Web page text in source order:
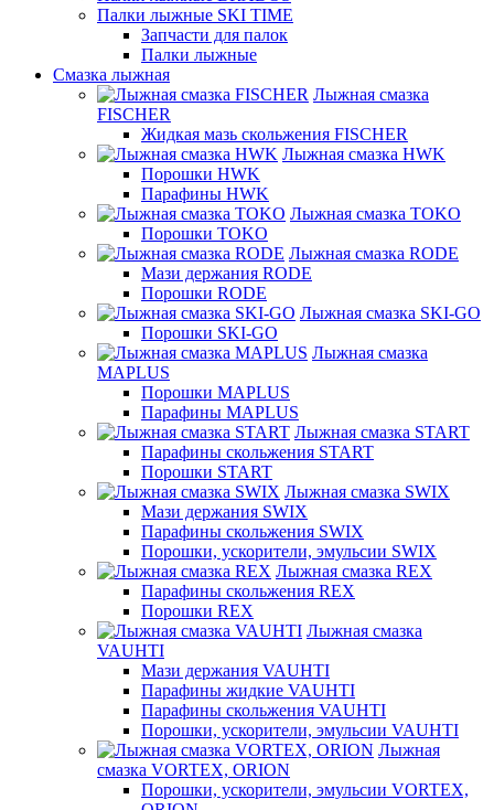
Палки лыжные SKI TIME
Запчасти для палок
Палки лыжные
Смазка лыжная
Лыжная смазка
FISCHER
Жидкая мазь скольжения FISCHER
Лыжная смазка HWK
Порошки HWK
Парафины HWK
Лыжная смазка TOKO
Порошки TOKO
Лыжная смазка RODE
Мази держания RODE
Порошки RODE
Лыжная смазка SKI-GO
Порошки SKI-GO
Лыжная смазка
MAPLUS
Порошки MAPLUS
Парафины MAPLUS
Лыжная смазка START
Парафины скольжения START
Порошки START
Лыжная смазка SWIX
Мази держания SWIX
Парафины скольжения SWIX
Порошки, ускорители, эмульсии SWIX
Лыжная смазка REX
Парафины скольжения REX
Порошки REX
Лыжная смазка
VAUHTI
Мази держания VAUHTI
Парафины жидкие VAUHTI
Парафины скольжения VAUHTI
Порошки, ускорители, эмульсии VAUHTI
Лыжная
смазка VORTEX, ORION
Порошки, ускорители, эмульсии VORTEX,